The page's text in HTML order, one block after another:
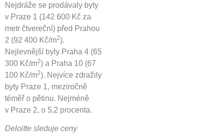
Nejdráže se prodávaly byty
v Praze 1 (142 600 Kč za
metr čtvereční) před Prahou
2 (92 400 Kč/m2).
Nejlevnější byly Praha 4 (65
300 Kč/m2) a Praha 10 (67
100 Kč/m2). Nejvíce zdražily
byty Praze 1, meziročně
téměř o pětinu. Nejméně
v Praze 2, o 5,2 procenta.
Deloitte sleduje ceny